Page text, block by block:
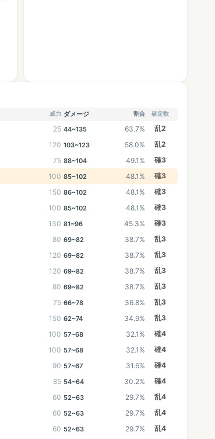
威力 ダメージ 割合 確定数
25 44~135 63.7% 乱2
120 103~123 58.0% 乱2
75 88~104 49.1% 確3
100 85~102 48.1% 確3
150 86~102 48.1% 確3
100 85~102 48.1% 確3
130 81~96 45.3% 確3
80 69~82 38.7% 乱3
120 69~82 38.7% 乱3
120 69~82 38.7% 乱3
80 69~82 38.7% 乱3
75 66~78 36.8% 乱3
150 62~74 34.9% 乱3
100 57~68 32.1% 確4
100 57~68 32.1% 確4
90 57~67 31.6% 確4
85 54~64 30.2% 確4
60 52~63 29.7% 乱4
60 52~63 29.7% 乱4
60 52~63 29.7% 乱4